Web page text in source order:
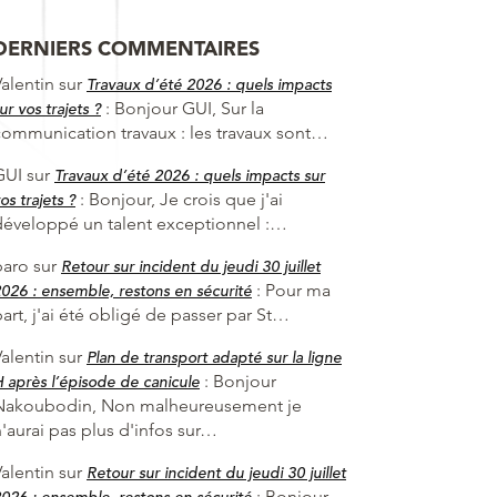
COMMENTAIRES
sur Travaux d’été 2026 : quels impacts
vos trajets ?: Bonjour GUI, Sur la
travaux : les travaux sont…
sur Travaux d’été 2026 : quels impacts sur
trajets ?: Bonjour, Je crois que j'ai
un talent exceptionnel :…
sur Retour sur incident du jeudi 30 juillet
: ensemble, restons en sécurité : Pour ma
j'ai été obligé de passer par St…
sur Plan de transport adapté sur la ligne
après l’épisode de canicule : Bonjour
Non malheureusement je
pas plus d'infos sur…
sur Retour sur incident du jeudi 30 juillet